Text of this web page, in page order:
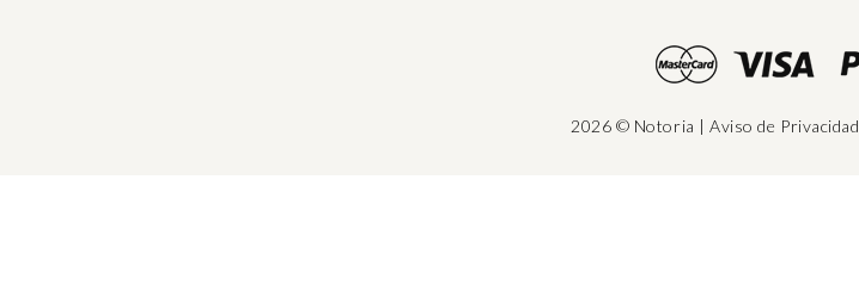
2026 © Notoria |Aviso de Privacidad